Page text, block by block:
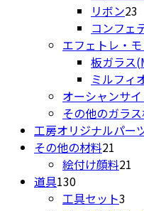
リボン23
コンフェ
エフェトレ・
板ガラス
ミルフィ
オーシャンサ
その他のガラ
工房オリジナルパー
その他の材料21
個
商
絵付け顔料21
道具130130
個
工具セット3